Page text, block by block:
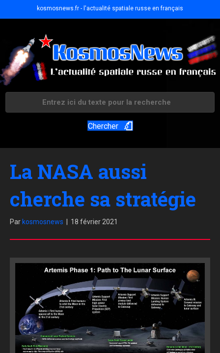
kosmosnews.fr - l'actualité spatiale russe en français
Chercher
La NASA aussi
cherche sa stratégie
Par kosmosnews 18 février 2021